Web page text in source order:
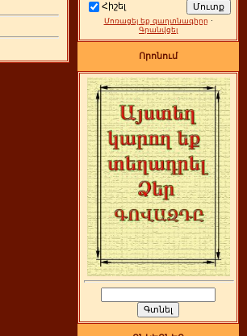
Հիշել
Մոռացել եք գաղտնագիրը ·
Գրանվցել
Որոնում